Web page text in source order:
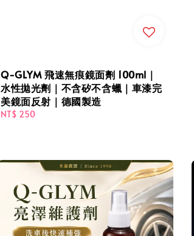
Q-GLYM 飛速無痕鏡面劑 100ml｜
水性拋光劑｜不含矽不含蠟｜車漆完
美鏡面反射｜德國製造
Regular
NT$ 250